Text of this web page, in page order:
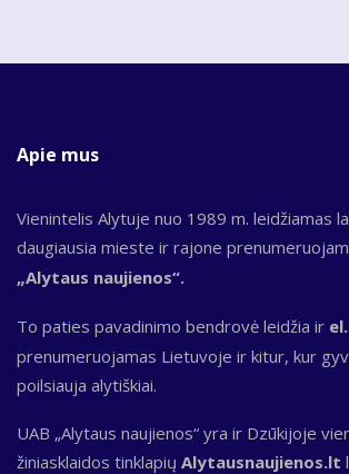
Apie mus
Vienintelis Alytuje nuo 1989 m. leidžiamas
daugiausia mieste ir rajone
„Alytaus naujienos“.
To paties pavadinimo bendrovė leidžia ir
prenumeruojamas Lietuvoje ir kitur, kur
poilsiauja alytiškiai.
UAB „Alytaus naujienos“ yra ir Dzūkijoje
žiniasklaidos tinklapių Alytausnaujienos.lt